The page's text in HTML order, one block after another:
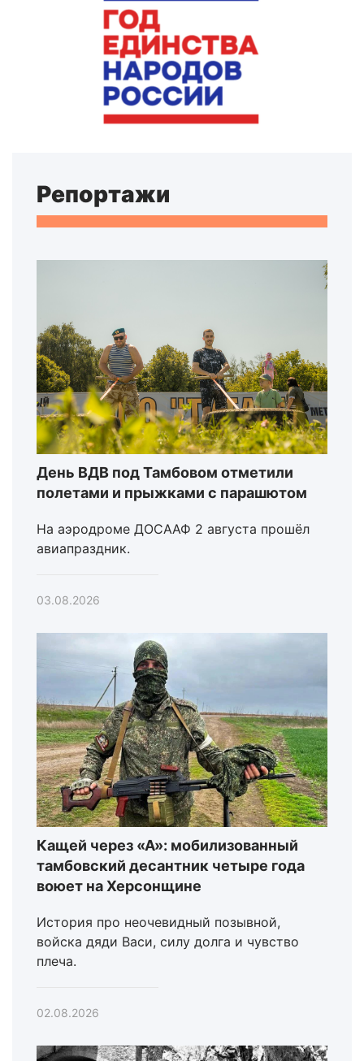
Репортажи
День ВДВ под Тамбовом отметили
полетами и прыжками с парашютом
На аэродроме ДОСААФ 2 августа прошёл
авиапраздник.
03.08.2026
Кащей через «А»: мобилизованный
тамбовский десантник четыре года
воюет на Херсонщине
История про неочевидный позывной,
войска дяди Васи, силу долга и чувство
плеча.
02.08.2026